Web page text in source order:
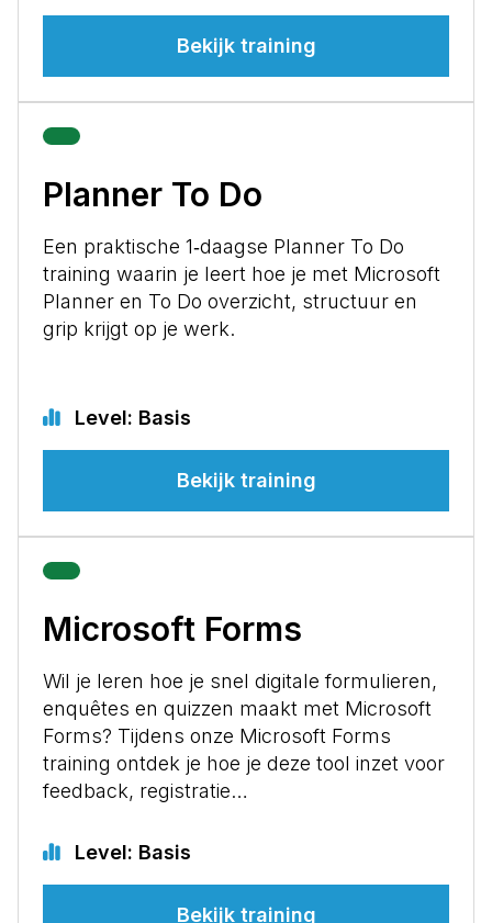
Bekijk training
Planner To Do
Een praktische 1‑daagse Planner To Do
training waarin je leert hoe je met Microsoft
Planner en To Do overzicht, structuur en
grip krijgt op je werk.
Level: Basis
Bekijk training
Microsoft Forms
Wil je leren hoe je snel digitale formulieren,
enquêtes en quizzen maakt met Microsoft
Forms? Tijdens onze Microsoft Forms
training ontdek je hoe je deze tool inzet voor
feedback, registratie…
Level: Basis
Bekijk training